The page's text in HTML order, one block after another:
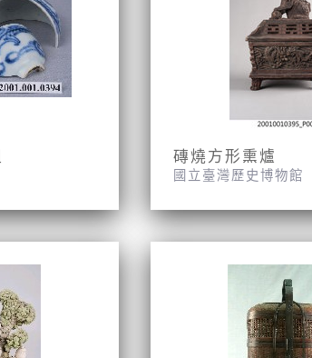
磚燒方形熏爐
國立臺灣歷史博物館